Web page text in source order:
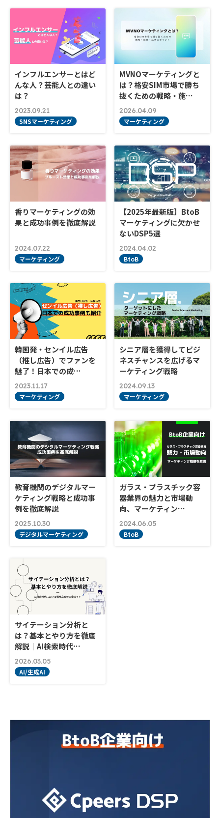
インフルエンサーとはど
んな人？芸能人との違い
は？
2023.09.21
SNSマーケティング
MVNOマーケティングと
は？格安SIM市場で勝ち
抜くための戦略・施…
2026.04.09
マーケティング
香りマーケティングの効
果と成功事例を徹底解説
2024.07.22
マーケティング
【2025年最新版】BtoB
マーケティングに欠かせ
ないDSP5選
2024.04.02
BtoB
韓国発・センイル広告
（推し広告）でファンを
魅了！日本での成…
2023.11.17
マーケティング
シニア層を獲得してビジ
ネスチャンスを広げるマ
ーケティング戦略
2024.09.13
マーケティング
教育機関のデジタルマー
ケティング戦略と成功事
例を徹底解説
2025.10.30
デジタルマーケティング
ガラス・プラスチック容
器業界の魅力と市場動
向、マーケティン…
2024.06.05
BtoB
サイテーション分析と
は？基本とやり方を徹底
解説｜AI検索時代…
2026.03.05
AI/生成AI